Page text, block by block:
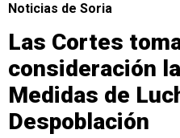
Noticias de Soria
Las Cortes
consideración
Medidas de
Despoblación